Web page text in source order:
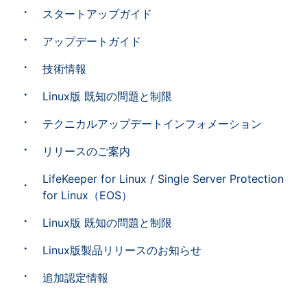
スタートアップガイド
アップデートガイド
技術情報
Linux版 既知の問題と制限
テクニカルアップデートインフォメーション
リリースのご案内
LifeKeeper for Linux / Single Server Protection
for Linux（EOS）
Linux版 既知の問題と制限
Linux版製品リリースのお知らせ
追加認定情報